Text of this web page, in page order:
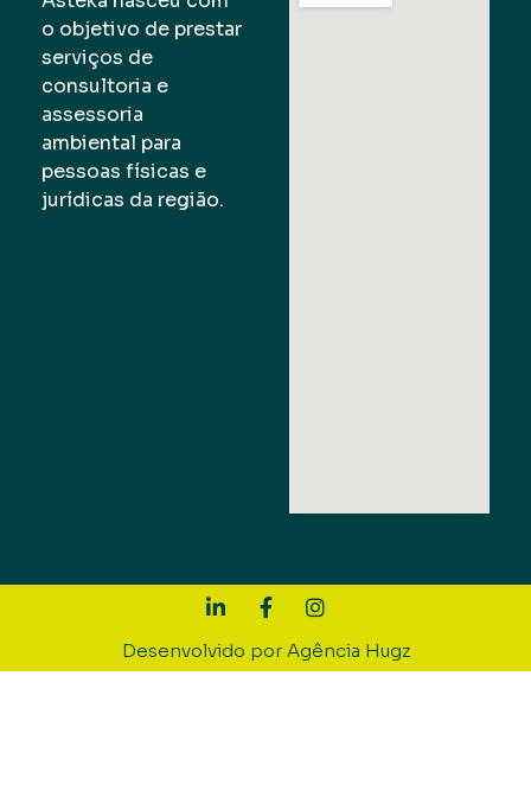
o objetivo de prestar
serviços de
consultoria e
assessoria
ambiental para
pessoas físicas e
jurídicas da região.
Desenvolvido por Agência Hugz